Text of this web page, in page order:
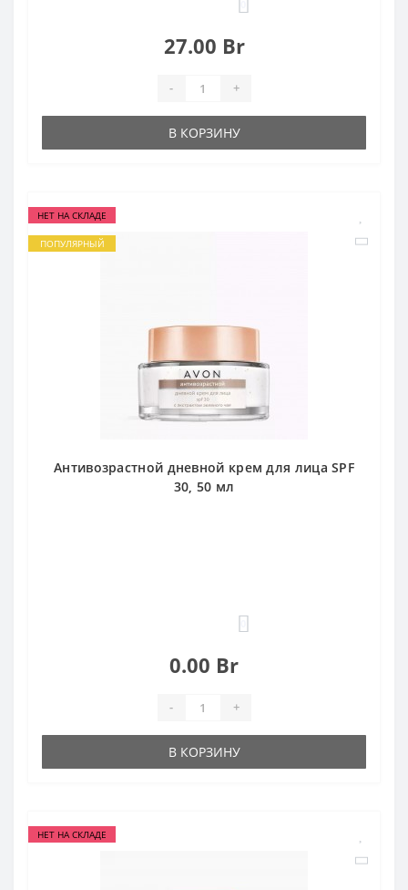
27.00 Br
- +
В КОРЗИНУ
НЕТ НА СКЛАДЕ
ПОПУЛЯРНЫЙ
Антивозрастной дневной крем для лица SPF
30, 50 мл
0.00 Br
- +
В КОРЗИНУ
НЕТ НА СКЛАДЕ